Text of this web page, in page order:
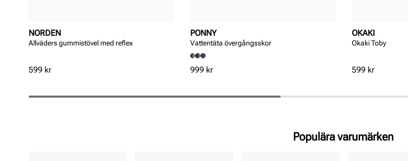
NORDEN
Allväders gummistövel med reflex
Pris
599 kr
PONNY
Vattentäta övergångsskor
Pris
999 kr
OKAKI
Okaki Toby
Pris
599 kr
Populära varumärken